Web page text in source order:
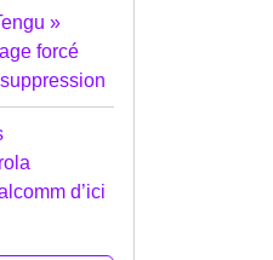
»
forcé
d’ici